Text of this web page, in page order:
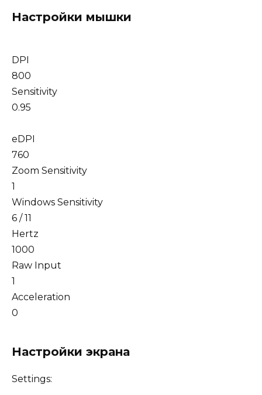
Настройки мышки
DPI
800
Sensitivity
0.95
eDPI
760
Zoom Sensitivity
1
Windows Sensitivity
6 / 11
Hertz
1000
Raw Input
1
Acceleration
0
Настройки экрана
Settings: